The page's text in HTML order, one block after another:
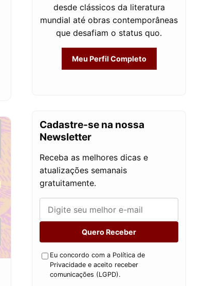
desde clássicos da literatura
mundial até obras contemporâneas
que desafiam o status quo.
Meu Perfil Completo
Cadastre-se na nossa
Newsletter
Receba as melhores dicas e
atualizações semanais
gratuitamente.
Quero Receber
Eu concordo com a Política de
Privacidade e aceito receber
comunicações (LGPD).